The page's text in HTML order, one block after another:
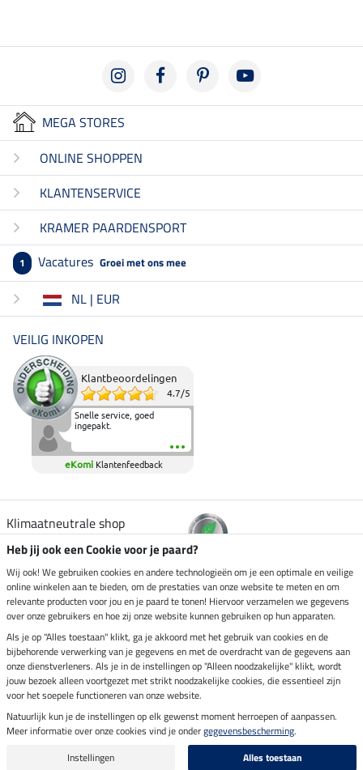
MEGA STORES
ONLINE SHOPPEN
KLANTENSERVICE
KRAMER PAARDENSPORT
1 Vacatures Groei met ons mee
NL | EUR
VEILIG INKOPEN
Klantbeoordelingen
4.7/5
Snelle service, goed
ingepakt.
eKomi Klantenfeedback
Klimaatneutrale shop
Verzending per
Veilig betalen met
Impressum
Laatste update op 08.08.2026 om 14:33 uur
Alle prijzen in euro's, incl. BTW, excl. verzendkosten.
Heb jij ook een Cookie voor je paard?
Wij ook! We gebruiken cookies en andere technologieën om je een optimale en veilige
online winkelen aan te bieden, om de prestaties van onze website te meten en om
relevante producten voor jou en je paard te tonen! Hiervoor verzamelen we gegevens
over onze gebruikers en hoe zij onze website kunnen gebruiken op hun apparaten.
Als je op "Alles toestaan" klikt, ga je akkoord met het gebruik van cookies en de
bijbehorende verwerking van je gegevens en met de overdracht van de gegevens aan
onze dienstverleners. Als je in de instellingen op "Alleen noodzakelijke" klikt, wordt
jouw bezoek alleen voortgezet met strikt noodzakelijke cookies, die essentieel zijn
voor het soepele functioneren van onze website.
Natuurlijk kun je de instellingen op elk gewenst moment herroepen of aanpassen.
Meer informatie over onze cookies vind je ondergegevensbescherming.
Instellingen
Alles toestaan